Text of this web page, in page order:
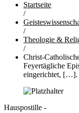
Startseite
/
/
Theologie &
/
Christ-
Feyertägliche
eingerichtet, […].
Hauspostille -